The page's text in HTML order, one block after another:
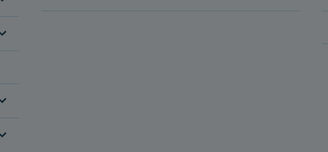
Regler och rättigheter